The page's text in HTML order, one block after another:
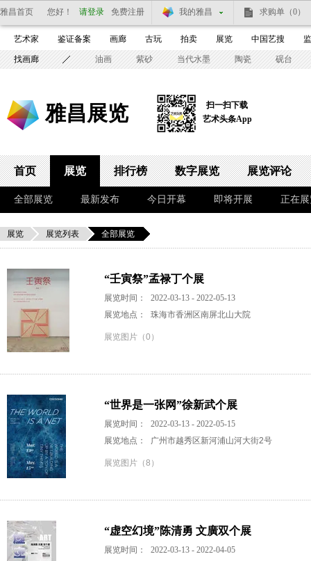
雅昌首页 您好！ 请登录 免费注册 我的雅昌 求购单 （0）
艺术家 鉴证备案 画廊 古玩 拍卖 展览 中国艺搜
找画廊 油画 紫砂 当代水墨 陶瓷 砚台
雅昌展览
扫一扫下载
艺术头条App
首页 展览 排行榜 数字展览 展览评论
全部展览 最新发布 今日开幕 即将开展 正在
展览 展览列表 全部展览
“壬寅祭”孟禄丁个展
展览时间：
2022-03-13 - 2022-05-13
展览地点：
珠海市香洲区南屏北山大院
展览图片（0）
“世界是一张网”徐新武个展
展览时间：
2022-03-13 - 2022-05-15
展览地点：
广州市越秀区新河浦山河大街2号
展览图片（8）
“虚空幻境”陈清勇 文廣双个展
展览时间：
2022-03-13 - 2022-04-05